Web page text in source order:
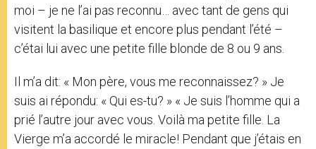
moi – je ne l’ai pas reconnu… avec tant de gens qui
visitent la basilique et encore plus pendant l’été –
c’étai lui avec une petite fille blonde de 8 ou 9 ans.
Il m’a dit: « Mon père, vous me reconnaissez? » Je
suis ai répondu: « Qui es-tu? » « Je suis l’homme qui a
prié l’autre jour avec vous. Voilà ma petite fille. La
Vierge m’a accordé le miracle! Pendant que j’étais en